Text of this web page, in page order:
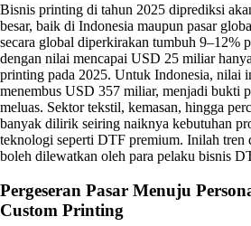
Bisnis printing di tahun 2025 diprediksi
besar, baik di Indonesia maupun pasar
secara global diperkirakan tumbuh 9–12%
dengan nilai mencapai USD 25 miliar
printing pada 2025. Untuk Indonesia, nilai
menembus USD 357 miliar, menjadi bukti
meluas. Sektor tekstil, kemasan, hingga
banyak dilirik seiring naiknya kebutuhan
teknologi seperti DTF premium. Inilah tren
boleh dilewatkan oleh para pelaku bisnis
Pergeseran Pasar Menuju
Custom Printing